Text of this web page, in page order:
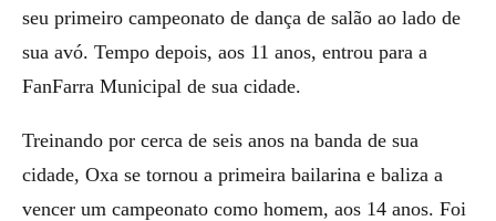
seu primeiro campeonato de dança de salão ao lado de
sua avó. Tempo depois, aos 11 anos, entrou para a
FanFarra Municipal de sua cidade.
Treinando por cerca de seis anos na banda de sua
cidade, Oxa se tornou a primeira bailarina e baliza a
vencer um campeonato como homem, aos 14 anos. Foi